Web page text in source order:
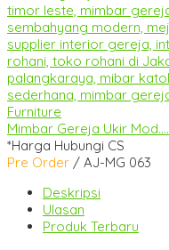
Mimbar Gereja Ukir Mod....
*Harga Hubungi CS
Pre Order / AJ-MG 063
Deskripsi
Ulasan
Produk Terbaru